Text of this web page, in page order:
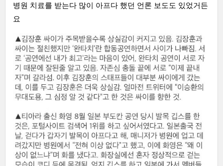
병원 치료를 받는다 많이 아프다 했던 언론 보도도 있었거든
요